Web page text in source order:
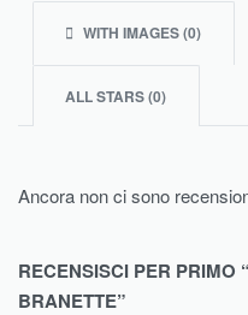
WITH IMAGES (0)
ALL STARS (0)
Ancora non ci sono
RECENSISCI PER PRIMO
BRANETTE”